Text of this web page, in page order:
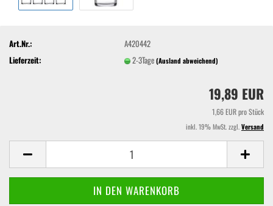
Art.Nr.:
A420442
Lieferzeit:
2-3Tage(Ausland abweichend)
19,89 EUR
1,66 EUR pro Stück
inkl. 19% MwSt. zzgl.Versand